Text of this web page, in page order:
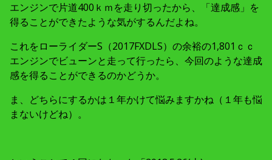
エンジンで片道400ｋｍを走り切ったから、「達成感」を
得ることができたような気がするんだよね。
これをローライダーS（2017FXDLS）の余裕の1,801ｃｃ
エンジンでビューンと走って行ったら、今回のような達成
感を得ることができるのかどうか。
ま、どちらにするかは１年かけて悩みますかね（１年も悩
まないけどね）。